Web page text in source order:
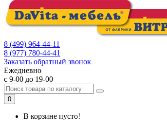
8 (499) 964-44-11
8 (977) 780-44-41
Заказать обратный звонок
Ежедневно
с 9-00 до 19-00
0
В корзине пусто!